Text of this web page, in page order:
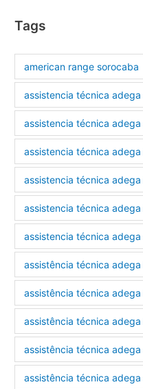
Tags
american range sorocaba
assistencia técnica adega
assistencia técnica
assistencia técnica
assistencia técnica
assistencia técnica
assistencia técnica adega
assistência técnica
assistência técnica
assistência técnica
assistência técnica
assistência técnica